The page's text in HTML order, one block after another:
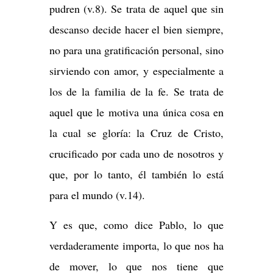
pudren (v.8). Se trata de aquel que sin
descanso decide hacer el bien siempre,
no para una gratificación personal, sino
sirviendo con amor, y especialmente a
los de la familia de la fe. Se trata de
aquel que le motiva una única cosa en
la cual se gloría: la Cruz de Cristo,
crucificado por cada uno de nosotros y
que, por lo tanto, él también lo está
para el mundo (v.14).
Y es que, como dice Pablo, lo que
verdaderamente importa, lo que nos ha
de mover, lo que nos tiene que